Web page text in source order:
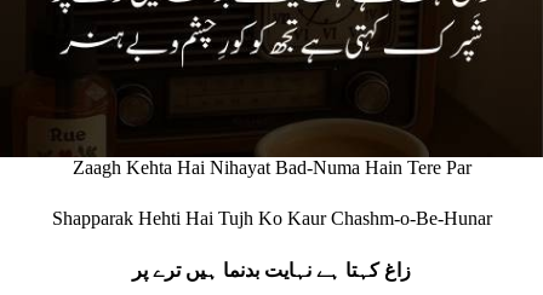
Zaagh Kehta Hai Nihayat Bad-Numa Hain Tere Par
Shapparak Hehti Hai Tujh Ko Kaur Chashm-o-Be-Hunar
زاغ کہتا ہے نہایت بدنما ہیں ترے پر